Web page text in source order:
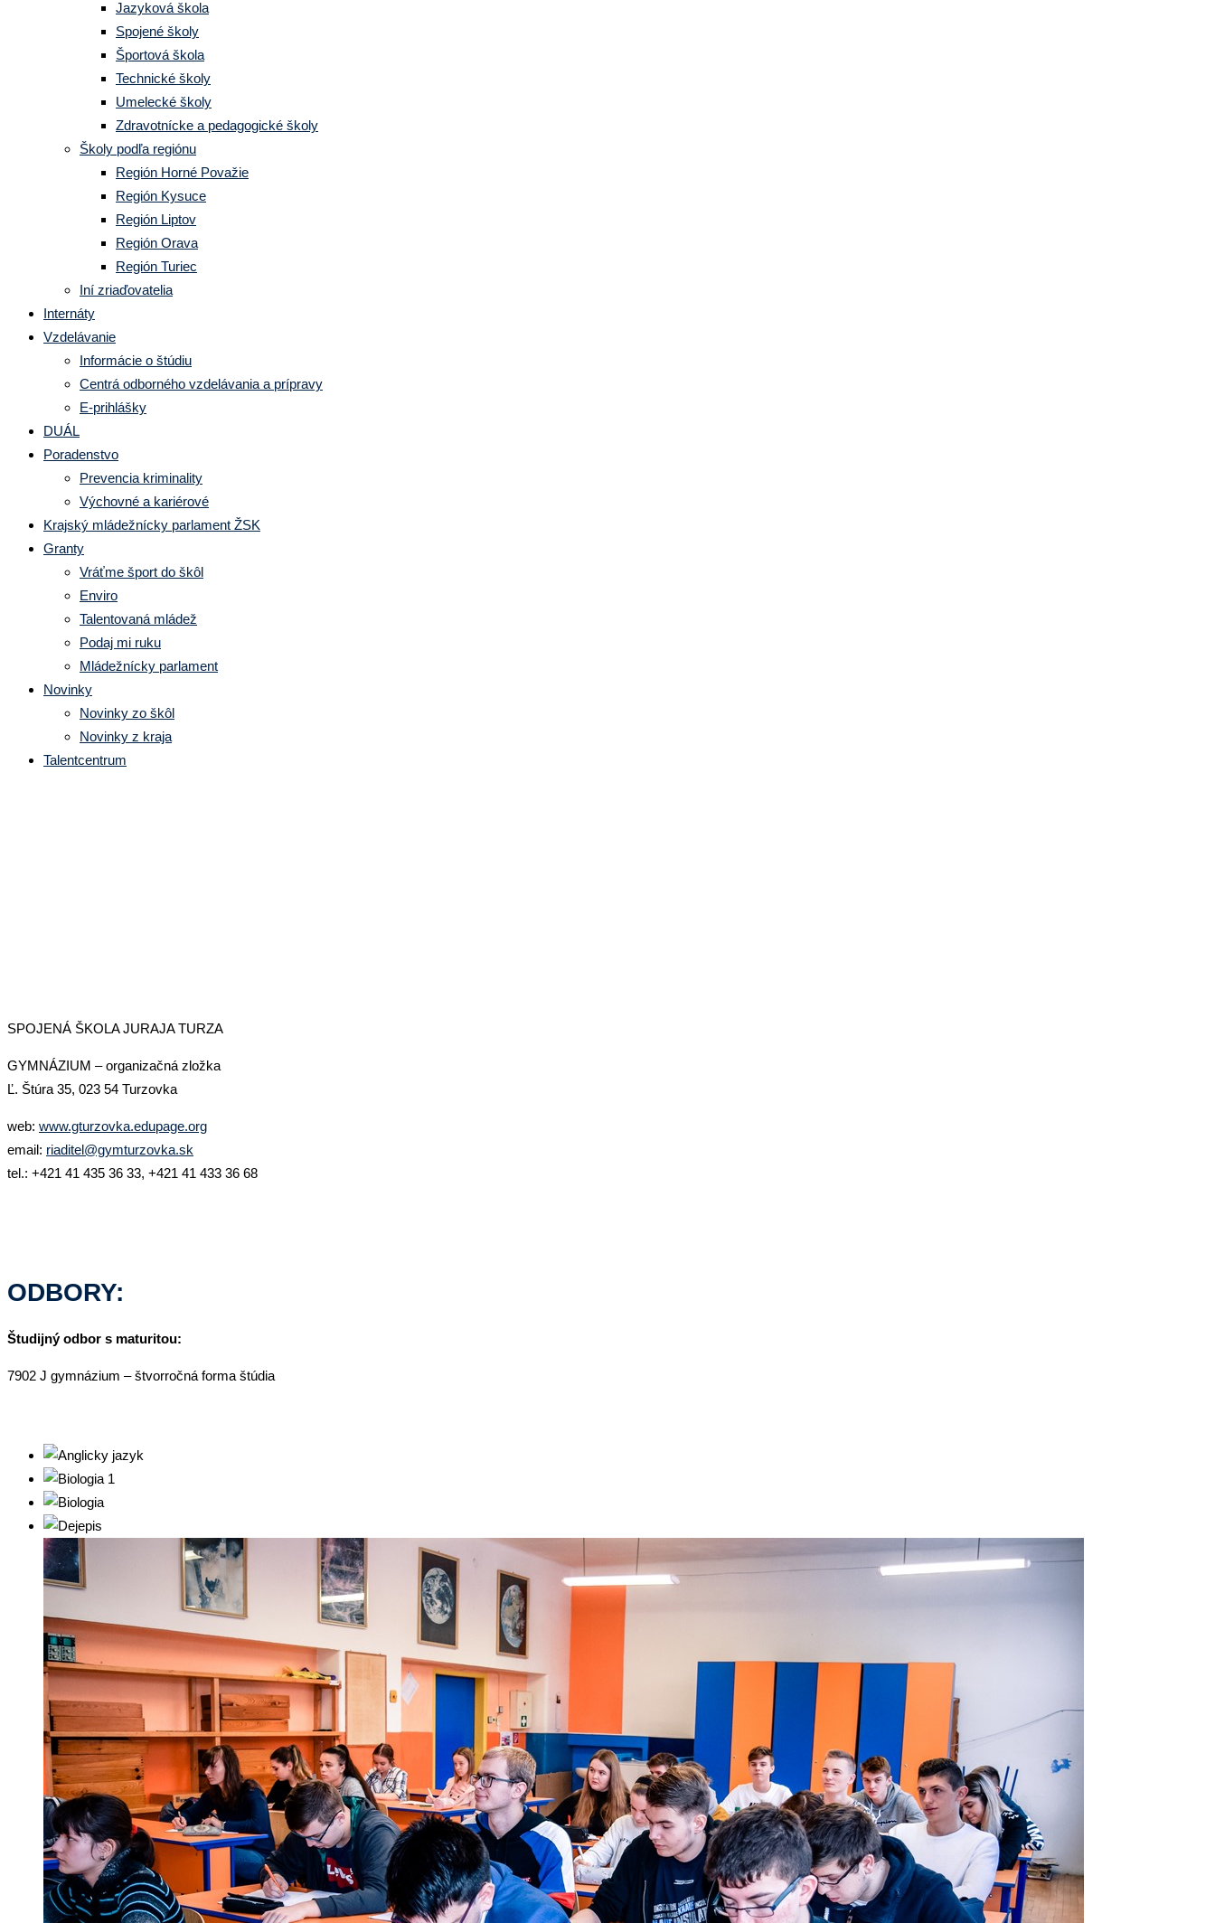
Jazyková škola
Spojené školy
Športová škola
Technické školy
Umelecké školy
Zdravotnícke a pedagogické školy
Školy podľa regiónu
Región Horné Považie
Región Kysuce
Región Liptov
Región Orava
Región Turiec
Iní zriaďovatelia
Internáty
Vzdelávanie
Informácie o štúdiu
Centrá odborného vzdelávania a prípravy
E-prihlášky
DUÁL
Poradenstvo
Prevencia kriminality
Výchovné a kariérové
Krajský mládežnícky parlament ŽSK
Granty
Vráťme šport do škôl
Enviro
Talentovaná mládež
Podaj mi ruku
Mládežnícky parlament
Novinky
Novinky zo škôl
Novinky z kraja
Talentcentrum
SPOJENÁ ŠKOLA JURAJA TURZA
GYMNÁZIUM – organizačná zložka
Ľ. Štúra 35, 023 54 Turzovka
web: www.gturzovka.edupage.org
email: riaditel@gymturzovka.sk
tel.: +421 41 435 36 33, +421 41 433 36 68
ODBORY:
Študijný odbor s maturitou:
7902 J gymnázium – štvorročná forma štúdia